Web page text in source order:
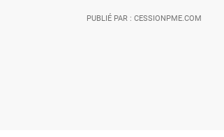
PUBLIÉ PAR : CESSIONPME.COM